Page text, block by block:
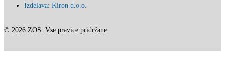
© 2026 ZOS. Vse pravice pridržane.
Izdelava: Kiron d.o.o.